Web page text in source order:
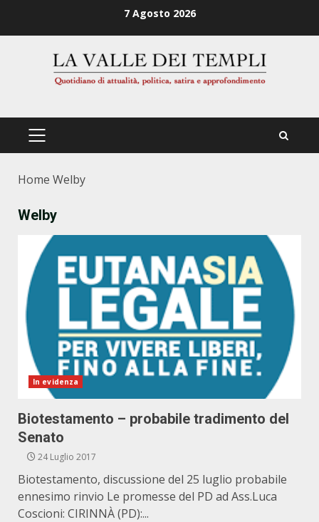
7 Agosto 2026
PRIMÄRES
Home Welby
Welby
In evidenza
Biotestamento – probabile tradimento del
Senato
24 Luglio 2017
Biotestamento, discussione del 25 luglio probabile
ennesimo rinvio Le promesse del PD ad Ass.Luca
Coscioni: CIRINNÀ (PD):...